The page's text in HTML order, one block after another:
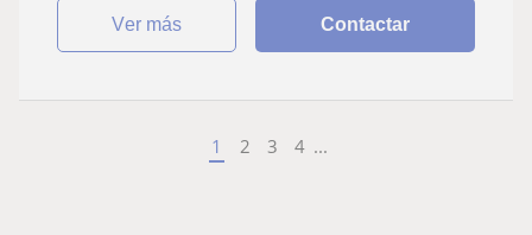
ver más Contactar
1 2 3 4 ...